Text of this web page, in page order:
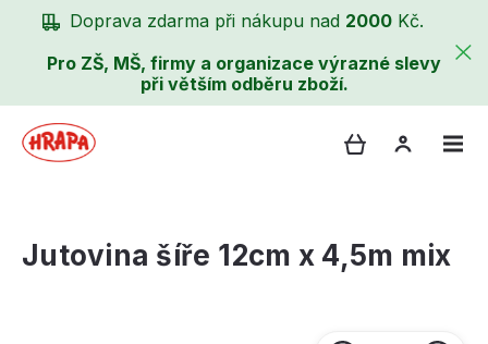
Doprava zdarma při nákupu nad 2000 Kč.
Pro ZŠ, MŠ, firmy a organizace výrazné slevy
při větším odběru zboží.
Jutovina šíře 12cm x 4,5m mix